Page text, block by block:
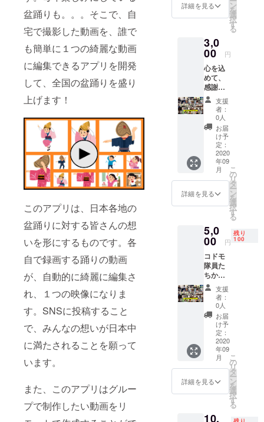
盆踊りも。。。そこで、自
宅で撮影した動画を、誰で
も簡単に１つの綺麗な動画
に編集できるアプリを開発
して、全国の盆踊りを盛り
上げます！
このアプリは、日本各地の
盆踊りに対する皆さんの想
いを形にするものです。各
自で録画する踊りの動画
が、自動的に綺麗に編集さ
れ、１つの映像になりま
す。SNSに投稿すること
で、みんなの想いが日本中
に満たされることを願って
います。
また、このアプリはグルー
プで制作したい動画をリ
に、お
名前を
す。掲
載期間
は、ア
プリリ
リース
より6ヶ
月間で
す。
（掲載
するテ
キスト
につき
まして
は、
メール
でやり
とりさ
す。）
支援
ず備考
欄にご
希望の
お名前
をご記
入くだ
さい。
詳細を見る ン
を
選
択
す
る
3,0
00 円
心を込
めて、
感謝の
気持ち
をお手
紙でお
送りし
ます
（住
所・お
名前が
必要で
す）。
支援
者：
0人
お届
け予
定：
2020
年09
月
詳細を見る
こ
の
リ
タ
ー
ン
を
選
択
す
る
5,0
00 円
残り
100
コドモ
隊員た
ちから
のお礼
の動画
メッ
セージ
このプ
ロジェ
クトに
関わっ
ている
コドモ
隊員か
らの動
をお送
支援
者：
0人
お届
け予
定：
2020
年09
月
詳細を見る
こ
の
リ
タ
ー
ン
を
選
択
す
る
10,